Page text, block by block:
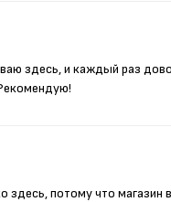
здесь, и каждый раз
здесь, потому что магазин